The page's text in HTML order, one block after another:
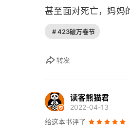
甚至面对死亡，妈妈
起对方的愤怒。比如
和厄运，反而故事
己我也对很多事都无
这样的人格还是很难
们按照规则办事能得
# 423破万卷节
转发
读客熊猫君
2022-04-13
给这本书评了